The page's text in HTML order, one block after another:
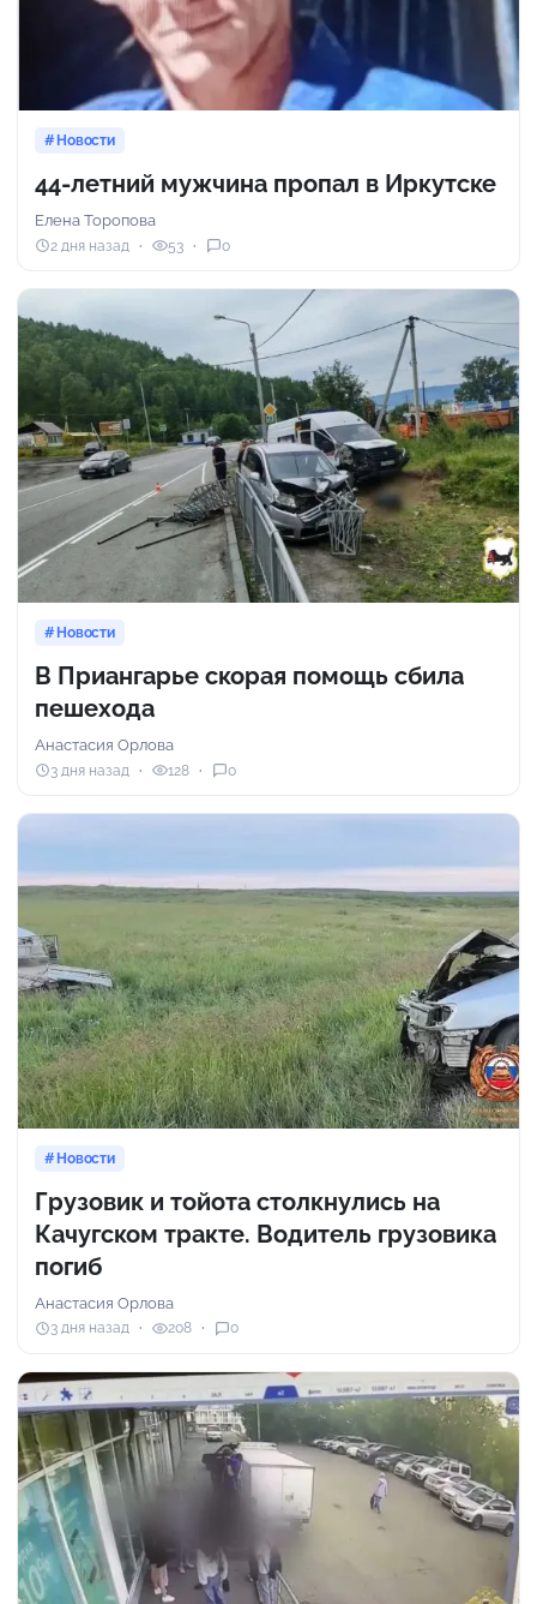
Новости
44-летний мужчина пропал в Иркутске
Елена Торопова
2 дня назад 53 0
Новости
В Приангарье скорая помощь сбила
пешехода
Анастасия Орлова
3 дня назад 128 0
Новости
Грузовик и тойота столкнулись на
Качугском тракте. Водитель грузовика
погиб
Анастасия Орлова
3 дня назад 208 0